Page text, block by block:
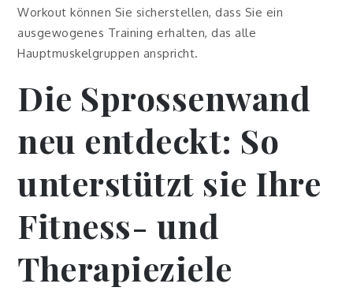
Workout können Sie sicherstellen, dass Sie ein
ausgewogenes Training erhalten, das alle
Hauptmuskelgruppen anspricht.
Die Sprossenwand
neu entdeckt: So
unterstützt sie Ihre
Fitness- und
Therapieziele